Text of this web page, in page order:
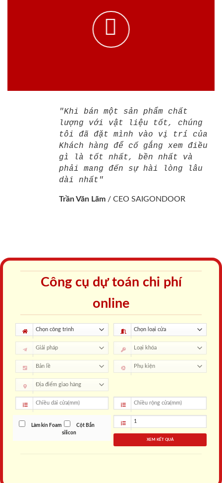
"Khi bán một sản phẩm chất
lượng với vật liệu tốt, chúng
tôi đã đặt mình vào vị trí của
Khách hàng để cố gắng xem điều
gì là tốt nhất, bền nhất và
phải mang đến sự hài lòng lâu
dài nhất"
Trần Văn Lãm / CEO SAIGONDOOR
Công cụ dự toán chi phí
online
Làm kín Foam
Cột Bắn
silicon
XEM KẾT QUẢ